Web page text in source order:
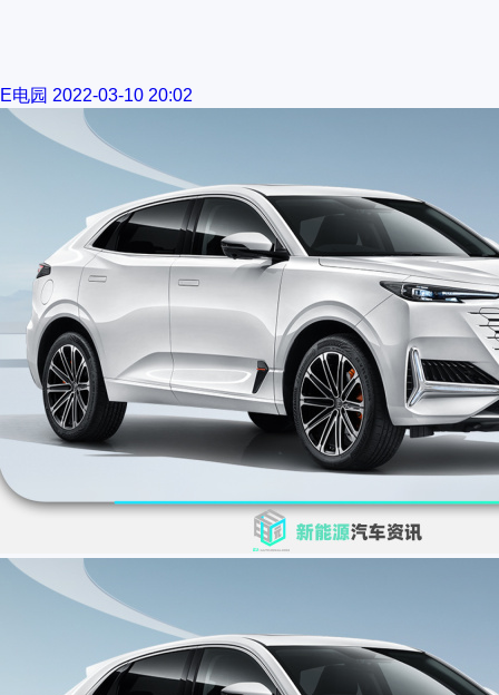
E电园 2022-03-10 20:02